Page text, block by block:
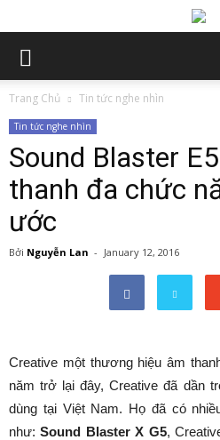
Trang Chủ Tin tức nghe nhìn
Tin tức nghe nhìn
Sound Blaster
thanh đa chức
ước
Bởi Nguyễn Lan - January 12, 2016
Creative một thương hiệu âm
năm trở lại đây, Creative đã dần
dùng tại Việt Nam. Họ đã có
như:Sound Blaster X G5,